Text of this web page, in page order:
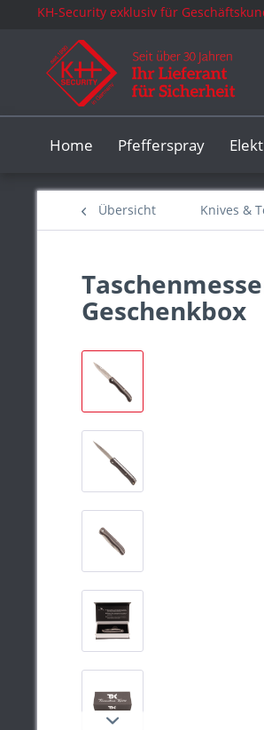
KH-Security exklusiv für
Home Pfefferspray
Übersicht Knives &
Geschenkbox